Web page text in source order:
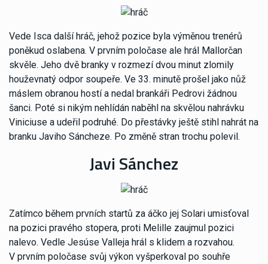
Vede Isca další hráč, jehož pozice byla výměnou trenérů
poněkud oslabena. V prvním poločase ale hrál Mallorčan
skvěle. Jeho dvě branky v rozmezí dvou minut zlomily
houževnatý odpor soupeře. Ve 33. minutě prošel jako nůž
máslem obranou hostí a nedal brankáři Pedrovi žádnou
šanci. Poté si nikým nehlídán naběhl na skvělou nahrávku
Viniciuse a udeřil podruhé. Do přestávky ještě stihl nahrát na
branku Javiho Sáncheze. Po změně stran trochu polevil.
Javi Sánchez
Zatímco během prvních startů za áčko jej Solari umisťoval
na pozici pravého stopera, proti Melille zaujmul pozici
nalevo. Vedle Jesúse Valleja hrál s klidem a rozvahou.
V prvním poločase svůj výkon vyšperkoval po souhře